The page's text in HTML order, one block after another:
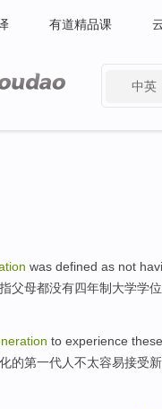
有道精品课
中英
was defined as not
指父母都没有四年制大学学位
to experience these
的第一代人不太容易接受